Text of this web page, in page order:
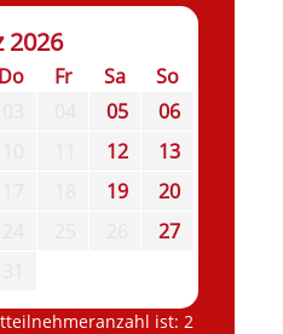
2026
Do Fr Sa
So
05
06
12
13
19
20
27
ist: 2